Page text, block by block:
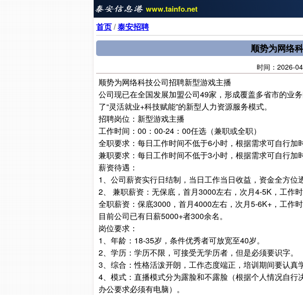
www.tainfo.net
首页/泰安招聘
顺势为网络
时间：2026-
顺势为网络科技公司招聘新型游戏主播
公司现已在全国发展加盟公司49家，形成覆盖多省市的业
了“灵活就业+科技赋能”的新型人力资源服务模式。
招聘岗位：新型游戏主播
工作时间：00：00-24：00任选（兼职或全职）
全职要求：每日工作时间不低于6小时，根据需求可自行加
兼职要求：每日工作时间不低于3小时，根据需求可自行加
薪资待遇：
1、公司薪资实行日结制，当日工作当日收益，资金全方位
2、 兼职薪资：无保底，首月3000左右，次月4-5K，工作时
全职薪资：保底3000，首月4000左右，次月5-6K+，工作时
目前公司已有日薪5000+者300余名。
岗位要求：
1、年龄：18-35岁，条件优秀者可放宽至40岁。
2、学历：学历不限，可接受无学历者，但是必须要识字。
3、综合：性格活泼开朗，工作态度端正，培训期间要认真
4、模式：直播模式分为露脸和不露脸（根据个人情况自
办公要求必须有电脑）。